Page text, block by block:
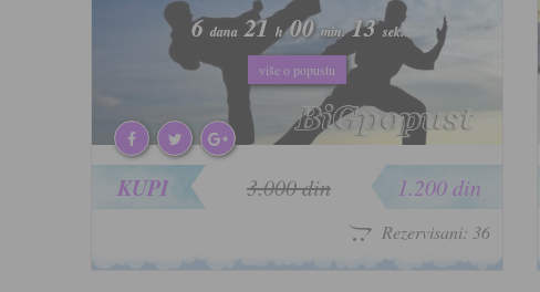
6dana 21h 00 min. 10sek.
više o popustu
6dana 21h 00 min. 10sek.
više o popustu
KUPI 3.000 din 1.200 din
Rezervisani: 36